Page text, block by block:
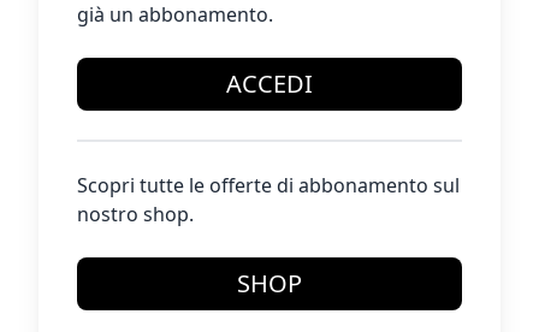
già un abbonamento.
ACCEDI
Scopri tutte le offerte di abbonamento sul
nostro shop.
SHOP